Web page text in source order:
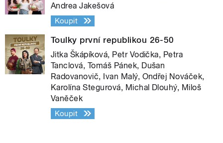
Andrea Jakešová
Koupit
Toulky první republikou 26-50
Jitka Škápíková, Petr Vodička, Petra
Tanclová, Tomáš Pánek, Dušan
Radovanovič, Ivan Malý, Ondřej Nováček,
Karolína Stegurová, Michal Dlouhý, Miloš
Vaněček
Koupit